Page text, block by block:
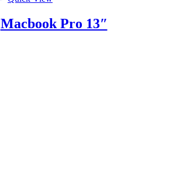
Macbook Pro 13″